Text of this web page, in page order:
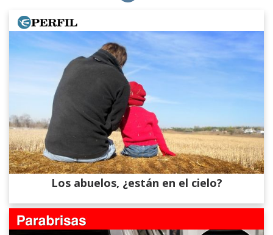
Los abuelos, ¿están en el cielo?